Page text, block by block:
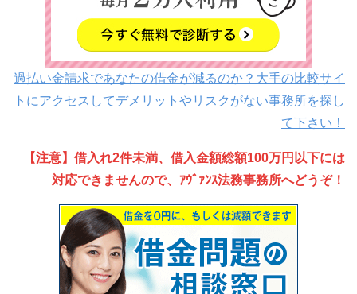
過払い金請求であなたの借金が減るのか？大手の比較サイ
トにアクセスしてデメリットやリスクがない事務所を探し
て下さい！
【注意】借入れ2件未満、借入金額総額100万円以下には
対応できませんので、ｱｳﾞｧﾝｽ法務事務所へどうぞ！